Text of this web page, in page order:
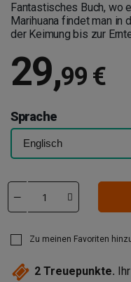
Fantastisches Buch, wo
Marihuana findet man in
der Keimung bis zur
29,99 €
Sprache
Zu meinen Favoriten
2 Treuepunkte.